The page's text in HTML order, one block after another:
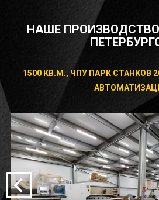
НАШЕ
1500 КВ.М., ЧПУ ПАРК СТАНКОВ